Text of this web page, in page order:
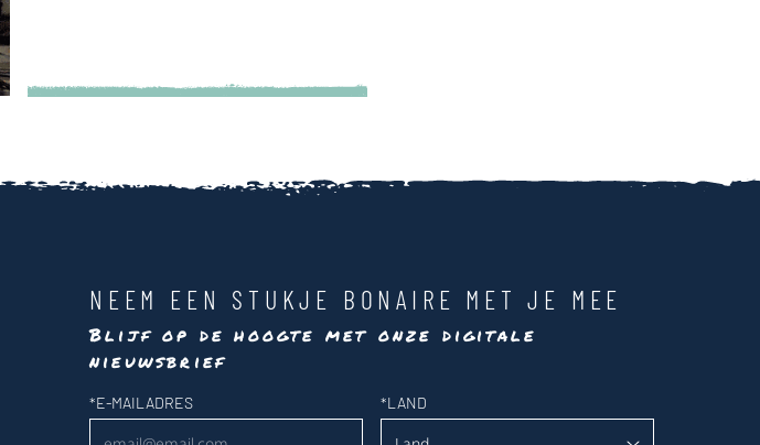
NEEM EEN STUKJE BONAIRE MET JE MEE
Blijf op de hoogte met onze digitale
nieuwsbrief
Nieuwsbrief
*E-MAILADRES *LAND